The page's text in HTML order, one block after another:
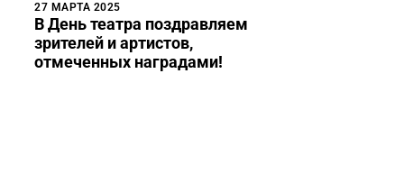
27 МАРТА 2025
В День театра поздравляем
зрителей и артистов,
отмеченных наградами!